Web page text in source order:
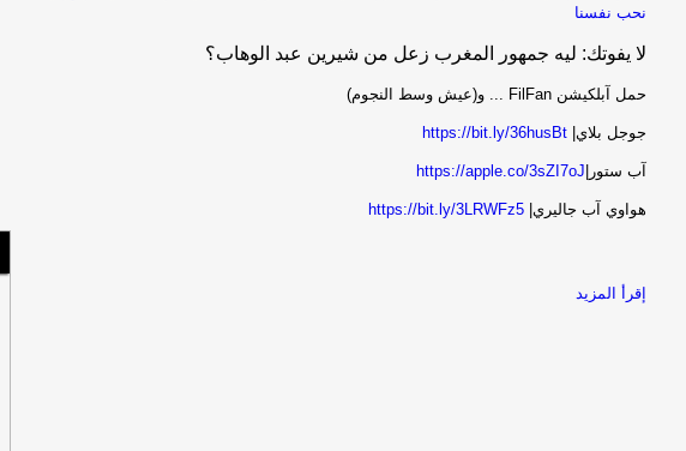
نحب نفسنا
لا يفوتك: ليه جمهور المغرب زعل من شيرين عبد الوهاب؟
حمل آبلكيشن FilFan ... و(عيش وسط النجوم)
جوجل بلاي| https://bit.ly/36husBt
آب ستور| https://apple.co/3sZI7oJ
هواوي آب جاليري| https://bit.ly/3LRWFz5
إقرأ المزيد